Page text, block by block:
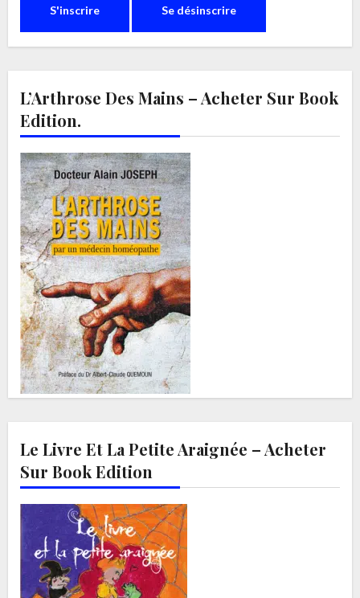
L’Arthrose Des Mains – Acheter Sur Book
Edition.
Le Livre Et La Petite Araignée – Acheter
Sur Book Edition